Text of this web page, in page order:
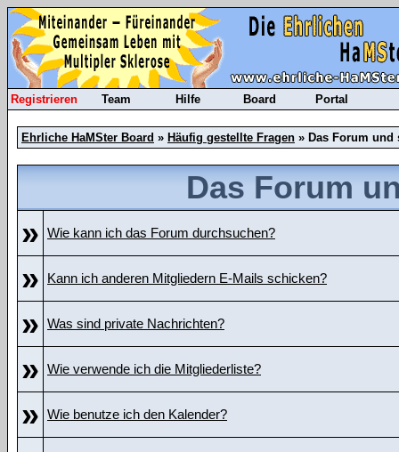
Registrieren Team Hilfe Board Portal
Ehrliche HaMSter Board » Häufig gestellte Fragen » Das Forum und
Das Forum
» Wie kann ich das Forum durchsuchen?
» Kann ich anderen Mitgliedern E-Mails schicken?
» Was sind private Nachrichten?
» Wie verwende ich die Mitgliederliste?
» Wie benutze ich den Kalender?